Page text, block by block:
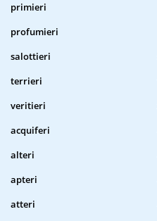
primieri
profumieri
salottieri
terrieri
veritieri
acquiferi
alteri
apteri
atteri